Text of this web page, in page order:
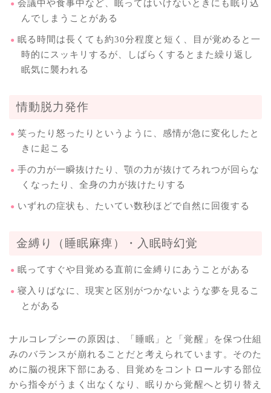
会議中や食事中など、眠ってはいけないときにも眠り込
んでしまうことがある
眠る時間は長くても約30分程度と短く、目が覚めると一
時的にスッキリするが、しばらくするとまた繰り返し
眠気に襲われる
情動脱力発作
笑ったり怒ったりというように、感情が急に変化したと
きに起こる
手の力が一瞬抜けたり、顎の力が抜けてろれつが回らな
くなったり、全身の力が抜けたりする
いずれの症状も、たいてい数秒ほどで自然に回復する
金縛り（睡眠麻痺）・入眠時幻覚
眠ってすぐや目覚める直前に金縛りにあうことがある
寝入りばなに、現実と区別がつかないような夢を見るこ
とがある
ナルコレプシーの原因は、「睡眠」と「覚醒」を保つ仕組
みのバランスが崩れることだと考えられています。そのた
めに脳の視床下部にある、目覚めをコントロールする部位
から指令がうまく出なくなり、眠りから覚醒へと切り替え